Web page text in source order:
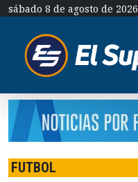
sábado 8 de agosto de 2026
FUTBOL